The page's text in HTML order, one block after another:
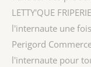
LETTY'QUE FRIPERIE
l'internaute une
Perigord
l'internaute pour